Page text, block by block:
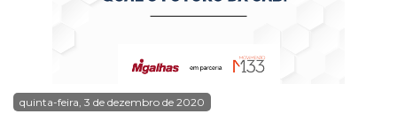
quinta-feira, 3 de dezembro de 2020